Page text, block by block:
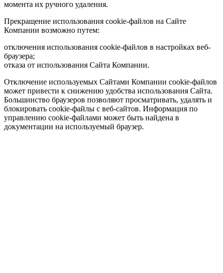
момента их ручного удаления.
Прекращение использования cookie-файлов на Сайте
Компании возможно путем:
отключения использования cookie-файлов в настройках веб-
браузера;
отказа от использования Сайта Компании.
Отключение используемых Сайтами Компании cookie-файлов
может привести к снижению удобства использования Сайта.
Большинство браузеров позволяют просматривать, удалять и
блокировать cookie-файлы c веб-сайтов. Информация по
управлению cookie-файлами может быть найдена в
документации на используемый браузер.